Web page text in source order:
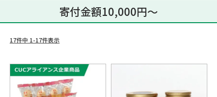
寄付金額10,000円～
17件中 1-17件表示